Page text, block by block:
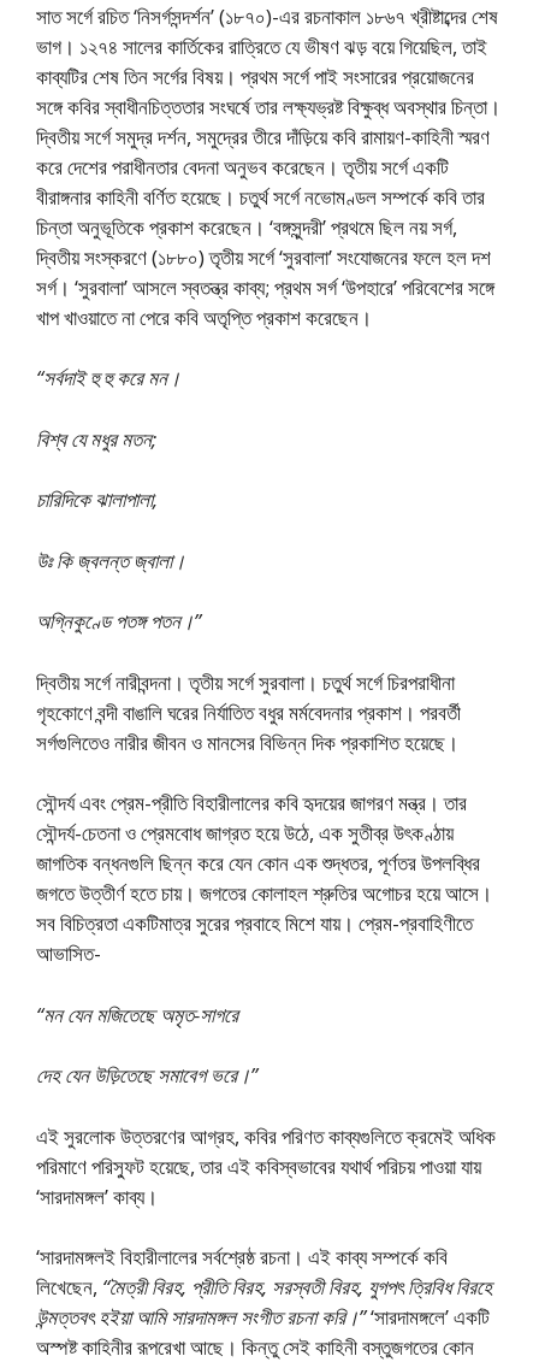
সাত সর্গে রচিত ‘নিসর্গসন্দর্শন’ (১৮৭০)-এর রচনাকাল ১৮৬৭ খ্রীষ্টাব্দের শেষ
ভাগ। ১২৭৪ সালের কার্তিকের রাত্রিতে যে ভীষণ ঝড় বয়ে গিয়েছিল, তাই
কাব্যটির শেষ তিন সর্গের বিষয়। প্রথম সর্গে পাই সংসারের প্রয়ােজনের
সঙ্গে কবির স্বাধীনচিত্ততার সংঘর্ষে তার লক্ষ্যভ্রষ্ট বিক্ষুব্ধ অবস্থার চিন্তা।
দ্বিতীয় সর্গে সমুদ্র দর্শন, সমুদ্রের তীরে দাঁড়িয়ে কবি রামায়ণ-কাহিনী স্মরণ
করে দেশের পরাধীনতার বেদনা অনুভব করেছেন। তৃতীয় সর্গে একটি
বীরাঙ্গনার কাহিনী বর্ণিত হয়েছে। চতুর্থ সর্গে নভােমণ্ডল সম্পর্কে কবি তার
চিন্তা অনুভূতিকে প্রকাশ করেছেন। ‘বঙ্গসুন্দরী’ প্রথমে ছিল নয় সর্গ,
দ্বিতীয় সংস্করণে (১৮৮০) তৃতীয় সর্গে ‘সুরবালা’ সংযােজনের ফলে হল দশ
সর্গ। ‘সুরবালা’ আসলে স্বতন্ত্র কাব্য; প্রথম সর্গ ‘উপহারে’ পরিবেশের সঙ্গে
খাপ খাওয়াতে না পেরে কবি অতৃপ্তি প্রকাশ করেছেন।
“সর্বদাই হু হু করে মন।
বিশ্ব যে মধুর মতন;
চারিদিকে ঝালাপালা,
উঃ কি জ্বলন্ত জ্বালা।
অগ্নিকুণ্ডে পতঙ্গ পতন।”
দ্বিতীয় সর্গে নারীবন্দনা। তৃতীয় সর্গে সুরবালা। চতুর্থ সর্গে চিরপরাধীনা
গৃহকোণে বন্দী বাঙালি ঘরের নির্যাতিত বধুর মর্মবেদনার প্রকাশ। পরবর্তী
সর্গগুলিতেও নারীর জীবন ও মানসের বিভিন্ন দিক প্রকাশিত হয়েছে।
সৌন্দর্য এবং প্রেম-প্রীতি বিহারীলালের কবি হৃদয়ের জাগরণ মন্ত্র। তার
সৌন্দর্য-চেতনা ও প্রেমবােধ জাগ্রত হয়ে উঠে, এক সুতীব্র উৎকণ্ঠায়
জাগতিক বন্ধনগুলি ছিন্ন করে যেন কোন এক শুদ্ধতর, পূর্ণতর উপলব্ধির
জগতে উত্তীর্ণ হতে চায়। জগতের কোলাহল শ্রুতির অগােচর হয়ে আসে।
সব বিচিত্রতা একটিমাত্র সুরের প্রবাহে মিশে যায়। প্রেম-প্রবাহিণীতে
আভাসিত-
“মন যেন মজিতেছে অমৃত-সাগরে
দেহ যেন উড়িতেছে সমাবেগ ভরে।”
এই সুরলােক উত্তরণের আগ্রহ, কবির পরিণত কাব্যগুলিতে ক্রমেই অধিক
পরিমাণে পরিস্ফুট হয়েছে, তার এই কবিস্বভাবের যথার্থ পরিচয় পাওয়া যায়
‘সারদামঙ্গল’ কাব্য।
‘সারদামঙ্গলই বিহারীলালের সর্বশ্রেষ্ঠ রচনা। এই কাব্য সম্পর্কে কবি
লিখেছেন, “মৈত্রী বিরহ, প্রীতি বিরহ, সরস্বতী বিরহ, যুগপৎ ত্রিবিধ বিরহে
উন্মত্তবৎ হইয়া আমি সারদামঙ্গল সংগীত রচনা করি।”‘সারদামঙ্গলে’ একটি
অস্পষ্ট কাহিনীর রূপরেখা আছে। কিন্তু সেই কাহিনী বস্তুজগতের কোন